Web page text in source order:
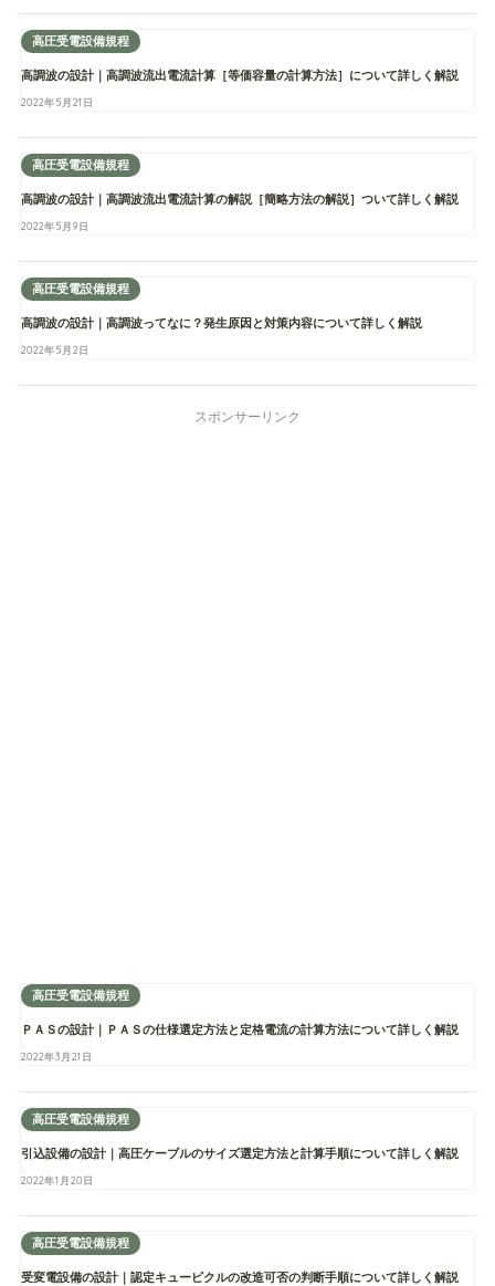
高圧受電設備規程
高調波の設計｜高調波流出電流計算［等価容量の計算方法］について詳しく解説
2022年5月21日
高圧受電設備規程
高調波の設計｜高調波流出電流計算の解説［簡略方法の解説］ついて詳しく解説
2022年5月9日
高圧受電設備規程
高調波の設計｜高調波ってなに？発生原因と対策内容について詳しく解説
2022年5月2日
スポンサーリンク
高圧受電設備規程
ＰＡＳの設計｜ＰＡＳの仕様選定方法と定格電流の計算方法について詳しく解説
2022年3月21日
高圧受電設備規程
引込設備の設計｜高圧ケーブルのサイズ選定方法と計算手順について詳しく解説
2022年1月20日
高圧受電設備規程
受変電設備の設計｜認定キュービクルの改造可否の判断手順について詳しく解説